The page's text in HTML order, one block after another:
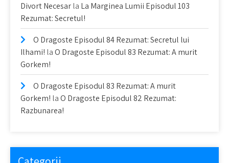
Divort Necesarla La Marginea Lumii Episodul 103
Rezumat: Secretul!
O Dragoste Episodul 84 Rezumat: Secretul lui
Ilhami! laO Dragoste Episodul 83 Rezumat: A murit
Gorkem!
O Dragoste Episodul 83 Rezumat: A murit
Gorkem! laO Dragoste Episodul 82 Rezumat:
Razbunarea!